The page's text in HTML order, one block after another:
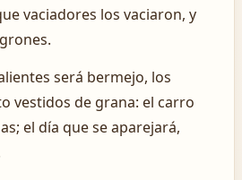
vaciadores los vaciaron, y
será bermejo, los
vestidos de grana: el carro
el día que se aparejará,